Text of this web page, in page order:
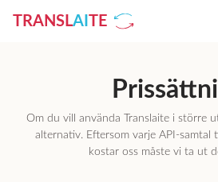
TRANSLAI TE
Om du vill använda Translaite i större
alternativ. Eftersom varje API-samtal
kostar oss måste vi ta ut